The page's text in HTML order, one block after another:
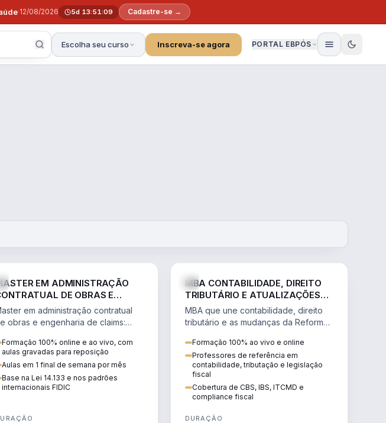
·12/08/2026 5d 13:51:08 Cadastre-se →
Escolha seu curso Inscreva-se agora PORTAL EBPÓS
EM ADMINISTRAÇÃO
DE OBRAS E
DE CLAIMS
em administração contratual
obras e engenharia de claims:
delay analysis e FIDIC.
Formação 100% online e ao vivo, com
aulas gravadas para reposição
Aulas em 1 final de semana por mês
Base na Lei 14.133 e nos padrões
internacionais FIDIC
MBA CONTABILIDADE, DIREITO
TRIBUTÁRIO E ATUALIZAÇÕES
DA REFORMA TRIBUTÁRIA
MBA que une contabilidade, direito
tributário e as mudanças da Reforma
estratégica no novo cenário.
Formação 100% ao vivo e online
Professores de referência em
contabilidade, tributação e legislação
fiscal
Cobertura de CBS, IBS, ITCMD e
compliance fiscal
DURAÇÃO